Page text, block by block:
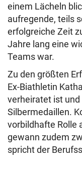
einem Lächeln
aufregende, teils
erfolgreiche Zeit
Jahre lang eine
Teams war.
Zu den größten
Ex-Biathletin
verheiratet ist
Silbermedaillen.
vorbildhafte Rolle
gewann zudem
spricht der